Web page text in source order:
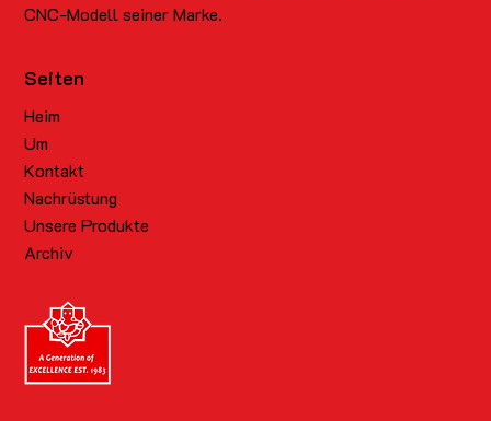
CNC-Modell seiner Marke.
Seiten
Heim
Um
Kontakt
Nachrüstung
Unsere Produkte
Archiv